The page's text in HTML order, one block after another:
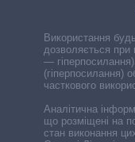
Використання
дозволяється при
—
(гіперпосилання)
часткового
Аналітична
що розміщені на
стан виконання